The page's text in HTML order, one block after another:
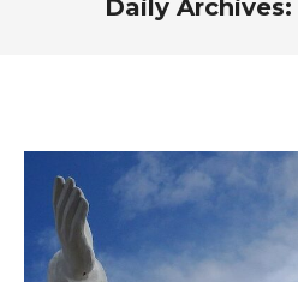
Daily Archives: